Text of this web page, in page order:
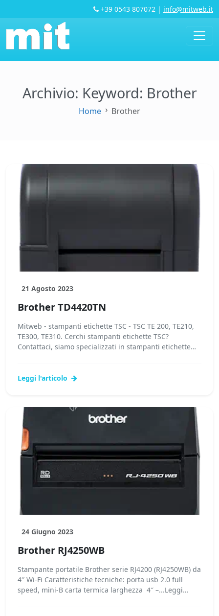
+39 0543 807072 | info@mitweb.it
Archivio: Keyword: Brother
Home Brother
21 Agosto 2023
Brother TD4420TN
Mitweb - stampanti etichette TSC - TSC TE 200, TE210,
TE300, TE310. Cerchi stampanti etichette TSC?
Contattaci, siamo specializzati in stampanti etichette
Leggi l'articolo
24 Giugno 2023
Brother RJ4250WB
Stampante portatile Brother serie RJ4200 (RJ4250WB) da
4″ Wi-Fi Caratteristiche tecniche: porta usb 2.0 full
speed, mini-B carta termica larghezza 4″ –...Leggi